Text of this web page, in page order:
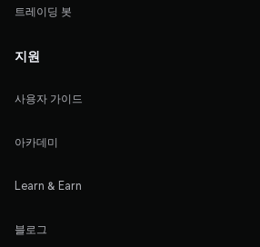
트레이딩 봇
지원
사용자 가이드
아카데미
Learn & Earn
블로그